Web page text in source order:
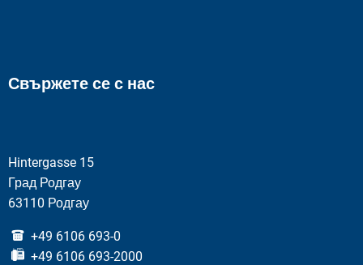
Свържете се с нас
Hintergasse 15
Град Родгау
63110 Родгау
+49 6106 693-0
+49 6106 693-2000